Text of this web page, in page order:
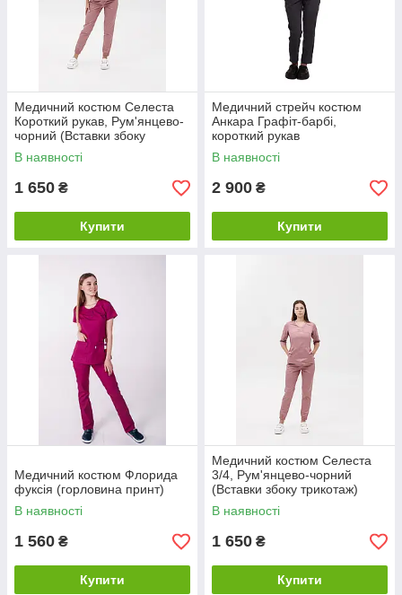
Медичний костюм Селеста
Короткий рукав, Рум'янцево-
чорний (Вставки збоку
трикотаж)
В наявності
1 650 ₴
Купити
Медичний стрейч костюм
Анкара Графіт-барбі,
короткий рукав
В наявності
2 900 ₴
Купити
Медичний костюм Флорида
фуксія (горловина принт)
В наявності
1 560 ₴
Купити
Медичний костюм Селеста
3/4, Рум'янцево-чорний
(Вставки збоку трикотаж)
В наявності
1 650 ₴
Купити